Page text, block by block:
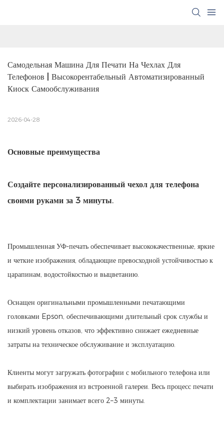
Самодельная Машина Для Печати На Чехлах Для
Телефонов | Высокорентабельный Автоматизированный
Киоск Самообслуживания
2026-04-28
Основные преимущества
Создайте персонализированный чехол для телефона
своими руками за 3 минуты.
Промышленная УФ-печать обеспечивает высококачественные, яркие
и четкие изображения, обладающие превосходной устойчивостью к
царапинам, водостойкостью и выцветанию.
Оснащен оригинальными промышленными печатающими
головками Epson, обеспечивающими длительный срок службы и
низкий уровень отказов, что эффективно снижает ежедневные
затраты на техническое обслуживание и эксплуатацию.
Клиенты могут загружать фотографии с мобильного телефона или
выбирать изображения из встроенной галереи. Весь процесс печати
и комплектации занимает всего 2–3 минуты.